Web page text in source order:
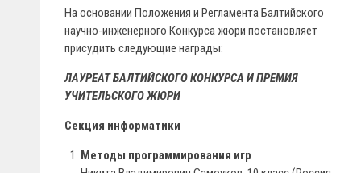
На основании Положения и Регламента Балтийского
научно-инженерного Конкурса жюри постановляет
присудить следующие награды:
ЛАУРЕАТ БАЛТИЙСКОГО КОНКУРСА И ПРЕМИЯ
УЧИТЕЛЬСКОГО ЖЮРИ
Секция информатики
Методы программирования игр